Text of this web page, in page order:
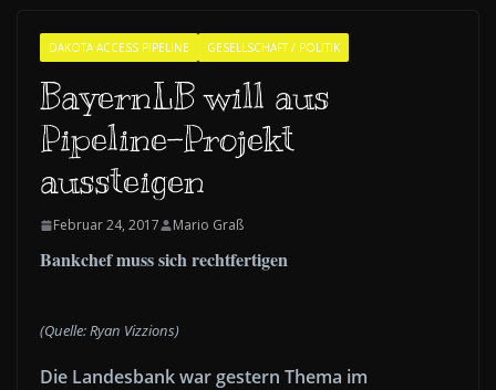
DAKOTA ACCESS PIPELINE GESELLSCHAFT / POLITIK
BayernLB will aus
Pipeline-Projekt
aussteigen
Februar 24, 2017 Mario Graß
Bankchef muss sich rechtfertigen
(Quelle: Ryan Vizzions)
Die Landesbank war gestern Thema im